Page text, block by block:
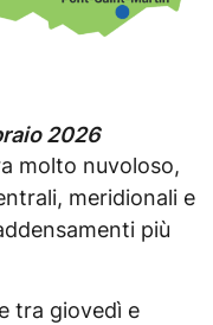
2026
molto nuvoloso,
meridionali e
più
tra giovedì e